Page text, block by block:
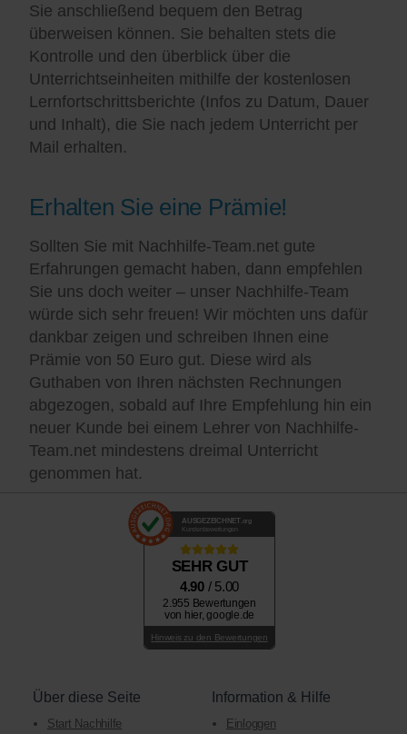
Sie anschließend bequem den Betrag
überweisen können. Sie behalten stets die
Kontrolle und den überblick über die
Unterrichtseinheiten mithilfe der kostenlosen
Lernfortschrittsberichte (Infos zu Datum, Dauer
und Inhalt), die Sie nach jedem Unterricht per
Mail erhalten.
Erhalten Sie eine Prämie!
Sollten Sie mit Nachhilfe-Team.net gute
Erfahrungen gemacht haben, dann empfehlen
Sie uns doch weiter – unser Nachhilfe-Team
würde sich sehr freuen! Wir möchten uns dafür
dankbar zeigen und schreiben Ihnen eine
Prämie von 50 Euro gut. Diese wird als
Guthaben von Ihren nächsten Rechnungen
abgezogen, sobald auf Ihre Empfehlung hin ein
neuer Kunde bei einem Lehrer von Nachhilfe-
Team.net mindestens dreimal Unterricht
genommen hat.
AUSGEZEICHNET .org
Kundenbewertungen
SEHR GUT
4.90 / 5.00
2.955 Bewertungen
von hier, google.de
Hinweis zu den Bewertungen
Über diese Seite
Start Nachhilfe
Information & Hilfe
Einloggen